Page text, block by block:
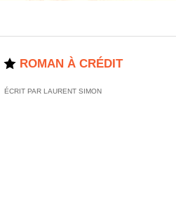
ROMAN À CRÉDIT
ÉCRIT PAR LAURENT SIMON